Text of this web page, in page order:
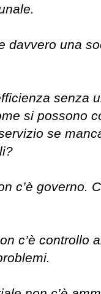
davvero una
senza
si possono
se
c’è governo.
c’è controllo